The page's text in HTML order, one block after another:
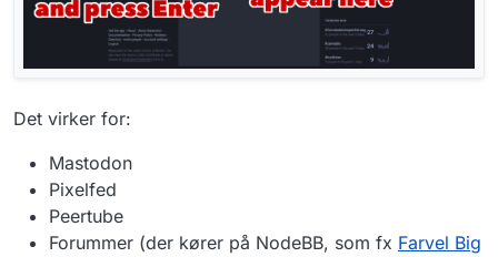
Det virker for:
Mastodon
Pixelfed
Peertube
Forummer (der kører på NodeBB, som fx Farvel Big